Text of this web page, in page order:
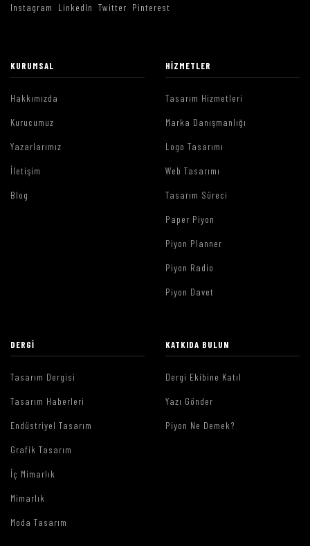
Instagram LinkedIn Twitter Pinterest
KURUMSAL
Hakkımızda
Kurucumuz
Yazarlarımız
İletişim
Blog
HIZMETLER
Tasarım Hizmetleri
Marka Danışmanlığı
Logo Tasarımı
Web Tasarımı
Tasarım Süreci
Paper Piyon
Piyon Planner
Piyon Radio
Piyon Davet
DERGI
Tasarım Dergisi
Tasarım Haberleri
Endüstriyel Tasarım
Grafik Tasarım
İç Mimarlık
Mimarlık
Moda Tasarım
KATKIDA BULUN
Dergi Ekibine Katıl
Yazı Gönder
Piyon Ne Demek?